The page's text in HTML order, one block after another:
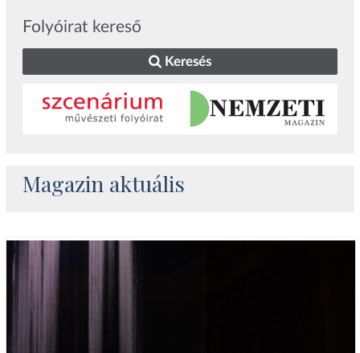
Folyóirat kereső
Keresés
Magazin aktuális